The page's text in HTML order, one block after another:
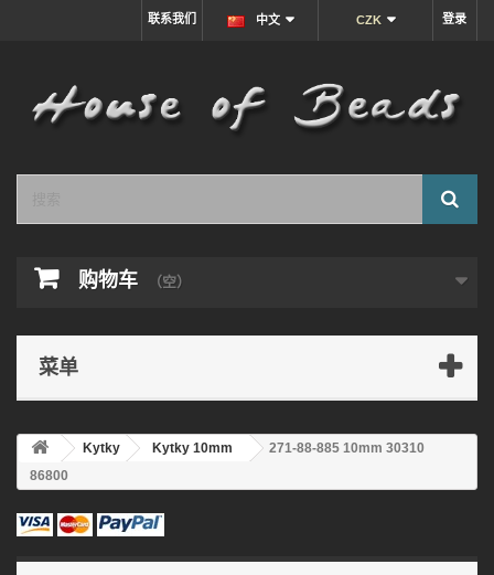
登录
CZK
中文
联系我们
购物车 （空）
菜单
Kytky Kytky 10mm
271-88-885 10mm 30310
86800